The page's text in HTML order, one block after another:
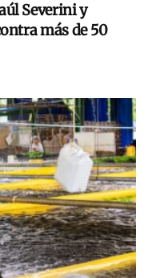
Severini y
más de 50